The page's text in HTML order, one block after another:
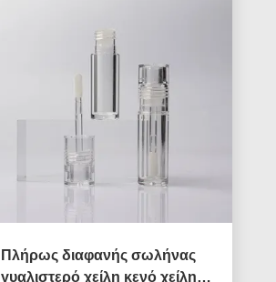
Πλήρως διαφανής σωλήνας
γυαλιστερό χείλη κενό χείλη